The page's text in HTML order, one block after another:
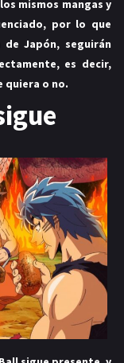
mismos mangas y
por lo que
Japón, seguirán
es decir,
quiera o no.